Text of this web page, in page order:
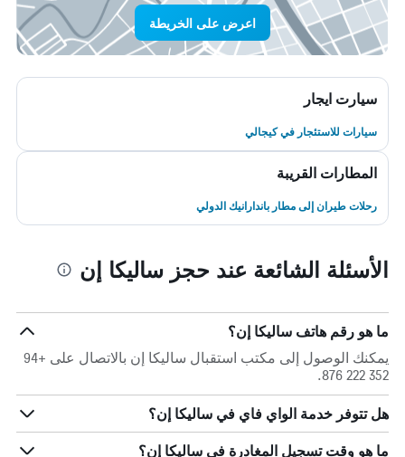
اعرض على الخريطة
سيارت ايجار
سيارات للاستئجار في كيجالي
المطارات القريبة
رحلات طيران إلى مطار باندارانيك الدولي
الأسئلة الشائعة عند حجز ساليكا إن
ما هو رقم هاتف ساليكا إن؟
يمكنك الوصول إلى مكتب استقبال ساليكا إن بالاتصال على +94
352 222 876.
هل تتوفر خدمة الواي فاي في ساليكا إن؟
ما هو وقت تسجيل المغادرة في ساليكا إن؟